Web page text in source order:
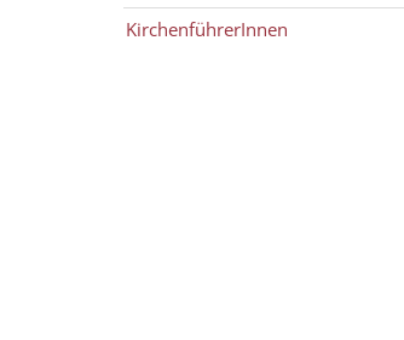
KirchenführerInnen